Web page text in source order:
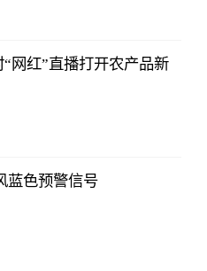
网红”直播打开农产品新
蓝色预警信号